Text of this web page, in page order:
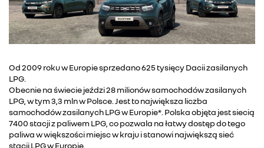
Od 2009 roku w Europie sprzedano 625 tysięcy Dacii zasilanych
LPG.
Obecnie na świecie jeździ 28 milionów samochodów zasilanych
LPG, w tym 3,3 mln w Polsce. Jest to największa liczba
samochodów zasilanych LPG w Europie*. Polska objęta jest siecią
7400 stacji z paliwem LPG, co pozwala na łatwy dostęp do tego
paliwa w większości miejsc w kraju i stanowi największą sieć
stacji LPG w Europie.